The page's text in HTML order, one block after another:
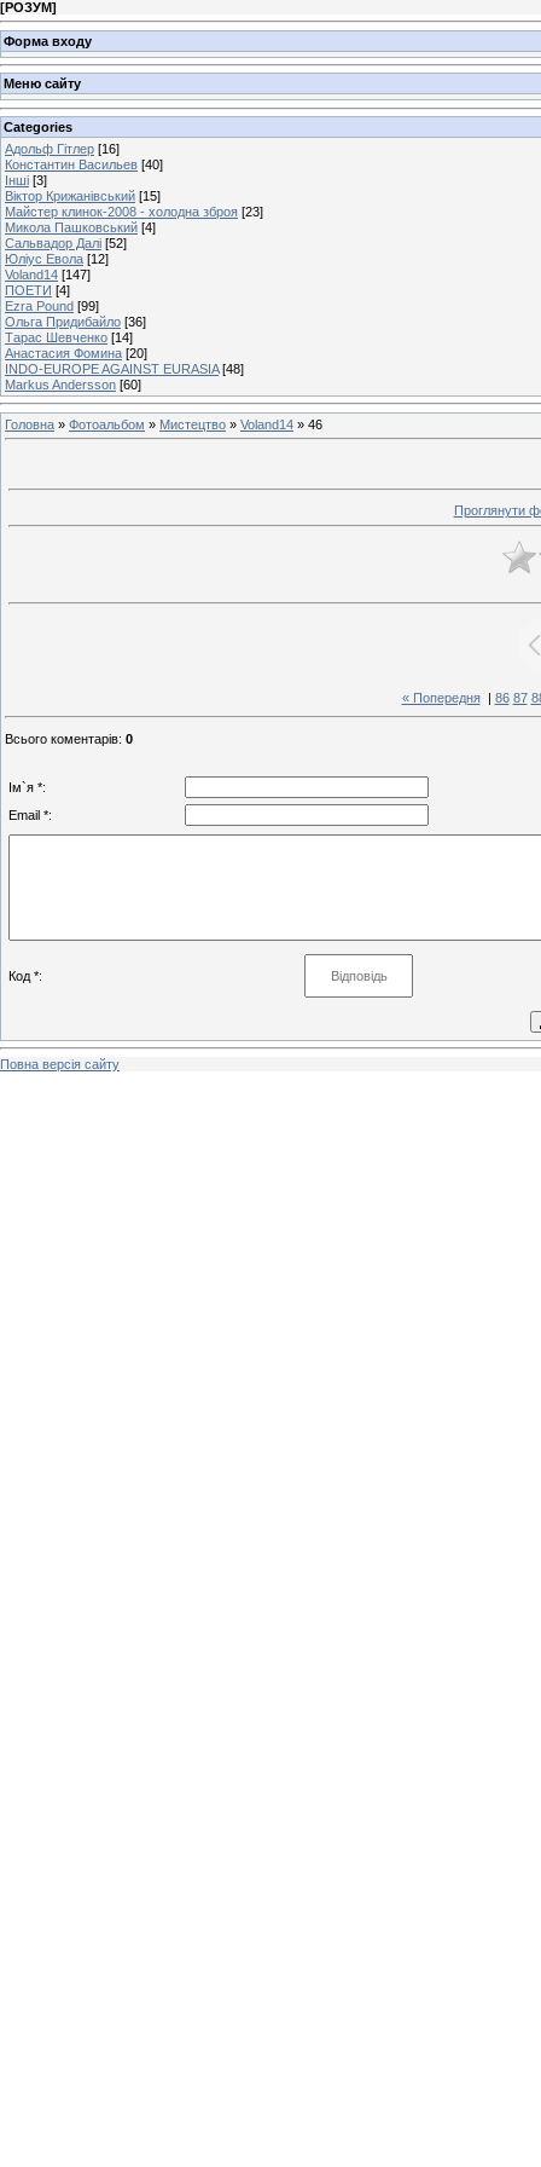
[РОЗУМ]
Форма входу
Меню сайту
Categories
Адольф Гітлер [16]
Константин Васильев [40]
Інші [3]
Віктор Крижанівський [15]
Майстер клинок-2008 - холодна зброя [23]
Микола Пашковський [4]
Сальвадор Далі [52]
Юліус Евола [12]
Voland14 [147]
ПОЕТИ [4]
Ezra Pound [99]
Ольга Придибайло [36]
Тарас Шевченко [14]
Анастасия Фомина [20]
INDO-EUROPE AGAINST EURASIA [48]
Markus Andersson [60]
Головна » Фотоальбом » Мистецтво » Voland14 » 46
Проглянути
« Попередня| 86 87
Всього коментарів: 0
Ім`я *:
Email *:
Код *:
Повна версія сайту